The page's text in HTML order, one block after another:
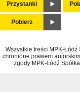
Przystanki
Pobierz
Wszystkie treści MPK-
chronione prawem
zgody MPK-Łódź